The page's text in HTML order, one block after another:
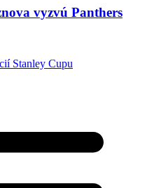
vyzvú Panthers